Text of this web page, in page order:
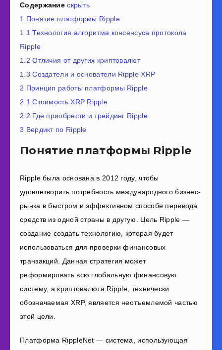
Содержание скрыть
1 Понятие платформы Ripple
1.1 Технология алгоритма консенсуса протокола
Ripple
1.2 Отличия от других криптовалют
1.3 Создатели и основатели Ripple XRP
2 Принцип работы платформы Ripple
2.1 Стоимость XRP Ripple
2.2 Где приобрести и трейдинг Ripple
3 Вердикт по Ripple
Понятие платформы Ripple
Ripple была основана в 2012 году, чтобы
удовлетворить потребность международного бизнес-
рынка в быстром и эффективном способе перевода
средств из одной страны в другую. Цель Ripple —
создание создать технологию, которая будет
использоваться для проверки финансовых
транзакций. Данная стратегия может
реформировать всю глобальную финансовую
систему, а криптовалюта Ripple, технически
обозначаемая XRP, является неотъемлемой частью
этой цели.
Платформа RippleNet — система, использующая